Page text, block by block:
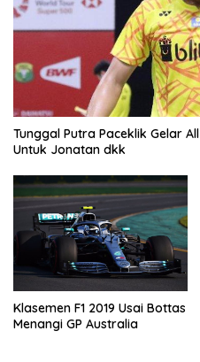
Tunggal Putra Paceklik Gelar
Untuk Jonatan dkk
Klasemen F1 2019 Usai Bottas
Menangi GP Australia